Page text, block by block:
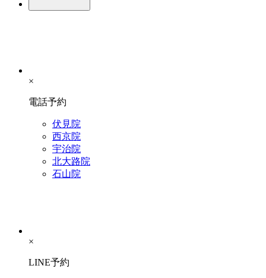
×
電話予約
伏見院
西京院
宇治院
北大路院
石山院
×
LINE予約